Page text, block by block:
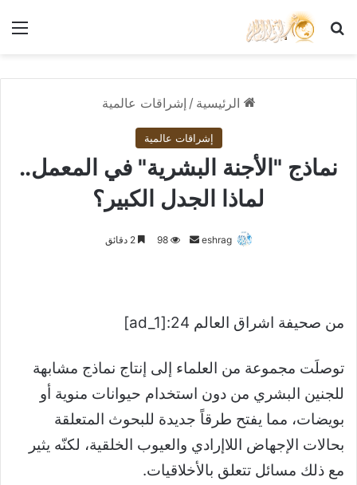
بحث عن
الرئيسية / إشراقات عالمية
إشراقات عالمية
نماذج "الأجنة البشرية" في المعمل..
لماذا الجدل الكبير؟
eshrag
أرسل98 2 دقائق
من صحيفة اشراق العالم 24:[ad_1]
توصلَت مجموعة من العلماء إلى إنتاج نماذج مشابهة
للجنين البشري من دون استخدام حيوانات منوية أو
بويضات، مما يفتح طرقاً جديدة للبحوث المتعلقة
بحالات الإجهاض اللاإرادي والعيوب الخلقية، لكنّه يثير
مع ذلك مسائل تتعلق بالأخلاقيات.